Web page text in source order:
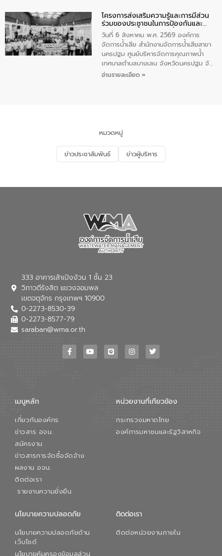
ประชาชน ตัวแทนจากโรงแรมต่างๆ ในเขต
เทศบาลตำบลราไวย์ ศูนย์บริหารจัดการ
คุณภาพน้ำเทศบาลตำบลราไวย์ นำโดยนาย
น้อย แก้วเศษ ผู้จัดการสำนักงานจัดการน้ำ
เสียสาขาภูเก็ต พร้อมด้วยเจ้าหน้าที่ จำนวน
5 คน ร่วมทำกิจกรรม ทำความสะอาด
ชายหาดและแหล่งท่องเที่ยว ณ บริเวณ
โครงการส่งเสริมความรู้และการมีส่วน
ร่วมของประชาชนในการป้องกันและ
แก้ไขปัญหาน้ำเสียอย่างยั่งยืน
วันที่ 6 สิงหาคม พ.ศ. 2569 องค์การ
จัดการน้ำเสีย สำนักงานจัดการน้ำเสียสาขา
นครปฐม ศูนย์บริหารจัดการคุณภาพน้ำ
เทศบาลตำบลบางเลน จังหวัดนครปฐม จัด
กิจกรรมภายใต้โครงการส่งเสริมความรู้และ
จัดการน้ำเสียและสร้างจิตสำนึกในการ
อนุรักษ์สิ่งแวดล้อม ในหัวข้อ “น้ำเสียชุมชน
และการบำบัดน้ำเสียเบื้องต้น” โดยให้ความรู้
เกี่ยวกับสาเหตุและผลกระทบของน้ำเสีย
ณ เทศบาลตำบลบางเลน จังหวัดนครปฐม
อ่านรายละเอียด »
หมวดหมู่
ข่าวประชาสัมพันธ์ ข่าวผู้บริหาร
333 อาคารเล้าเป้งง้วน 1 ชั้น 23
วิภาวดีรังสิต แขวงจอมพล
เขตจตุจักร กรุงเทพฯ 10900
0-2273-8530-39
0-2273-8577-79
saraban@wma.or.th
เมนูหลัก
เกี่ยวกับองค์กร
ข่าวสาร อจน.
สมัครงาน
ข่าวสารการจัดซื้อจัดจ้าง
ผลงาน อจน.
ติดต่อเรา
รายงานความยั่งยืน
หน่วยงานที่เกียวข้อง
กระทรวงมหาดไทย
องค์การมหาชนและรัฐวิสาหกิจ
นโยบายความปลอดภัย
นโยบายความปลอดภัยด้าน
เว็บไซต์
นโยบายคุ้มครองข้อมูลส่วน
ติดต่อเรา
ติดต่อหน่วยงานภายใน